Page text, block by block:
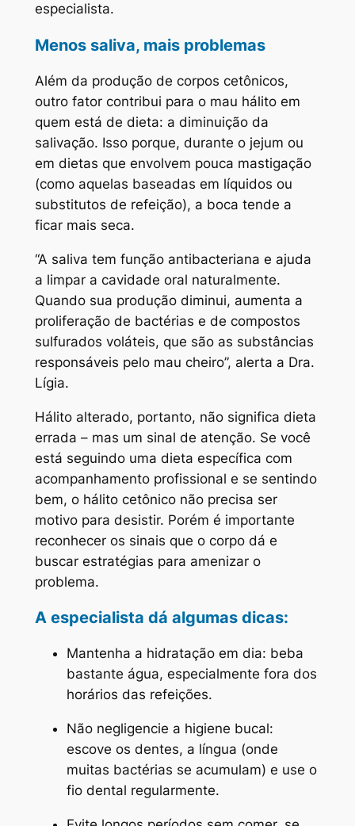
especialista.
Menos saliva, mais problemas
Além da produção de corpos cetônicos,
outro fator contribui para o mau hálito em
quem está de dieta: a diminuição da
salivação. Isso porque, durante o jejum ou
em dietas que envolvem pouca mastigação
(como aquelas baseadas em líquidos ou
substitutos de refeição), a boca tende a
ficar mais seca.
“A saliva tem função antibacteriana e ajuda
a limpar a cavidade oral naturalmente.
Quando sua produção diminui, aumenta a
proliferação de bactérias e de compostos
sulfurados voláteis, que são as substâncias
responsáveis pelo mau cheiro”, alerta a Dra.
Lígia.
Hálito alterado, portanto, não significa dieta
errada – mas um sinal de atenção. Se você
está seguindo uma dieta específica com
acompanhamento profissional e se sentindo
bem, o hálito cetônico não precisa ser
motivo para desistir. Porém é importante
reconhecer os sinais que o corpo dá e
buscar estratégias para amenizar o
problema.
A especialista dá algumas dicas:
Mantenha a hidratação em dia: beba
bastante água, especialmente fora dos
horários das refeições.
Não negligencie a higiene bucal:
escove os dentes, a língua (onde
muitas bactérias se acumulam) e use o
fio dental regularmente.